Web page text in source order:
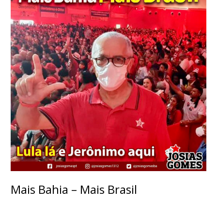
Mais Bahia – Mais Brasil